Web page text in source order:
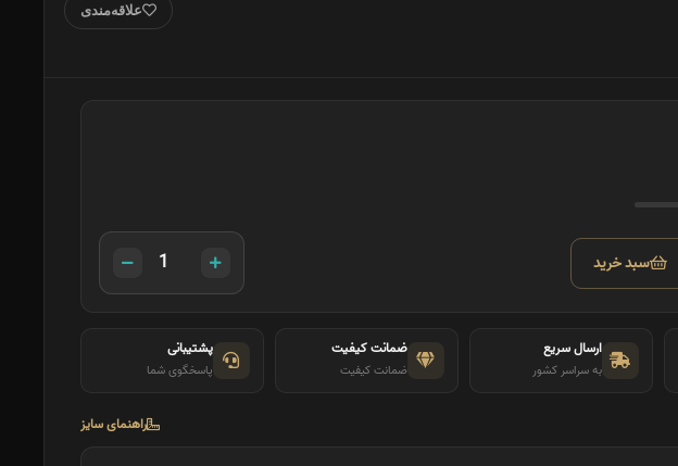
علاقه‌مندی
سبد خرید
ارسال سریع
به سراسر کشور
ضمانت کیفیت
ضمانت کیفیت
پشتیبانی
پاسخگوی شما
راهنمای سایز